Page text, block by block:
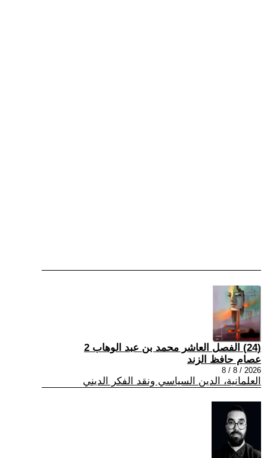
(24) الفصل العاشر محمد بن عبد الوهاب 2
عصام حافظ الزند
2026 / 8 / 8
العلمانية، الدين السياسي ونقد الفكر الديني